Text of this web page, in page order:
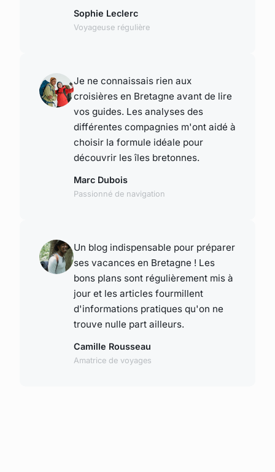
Sophie Leclerc
Voyageuse régulière
Je ne connaissais rien aux
croisières en Bretagne avant de lire
vos guides. Les analyses des
différentes compagnies m'ont aidé à
choisir la formule idéale pour
découvrir les îles bretonnes.
Marc Dubois
Passionné de navigation
Un blog indispensable pour préparer
ses vacances en Bretagne ! Les
bons plans sont régulièrement mis à
jour et les articles fourmillent
d'informations pratiques qu'on ne
trouve nulle part ailleurs.
Camille Rousseau
Amatrice de voyages